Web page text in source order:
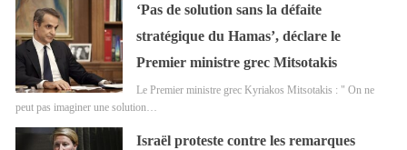
‘Pas de solution sans la défaite
stratégique du Hamas’, déclare le
Premier ministre grec Mitsotakis
Le Premier ministre grec Kyriakos Mitsotakis : " On ne
peut pas imaginer une solution…
Israël proteste contre les remarques